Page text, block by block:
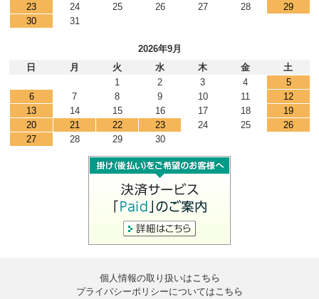
23
24 25 26 27 28
29
30
31
2026年9月
日
月 火 水 木 金
土
1
2 3 4
5
6
7 8 9 10 11
12
13
14 15 16 17 18
19
20
21 22 23 24 25
26
27
28 29 30
個人情報の取り扱いはこちら
プライバシーポリシーについてはこちら